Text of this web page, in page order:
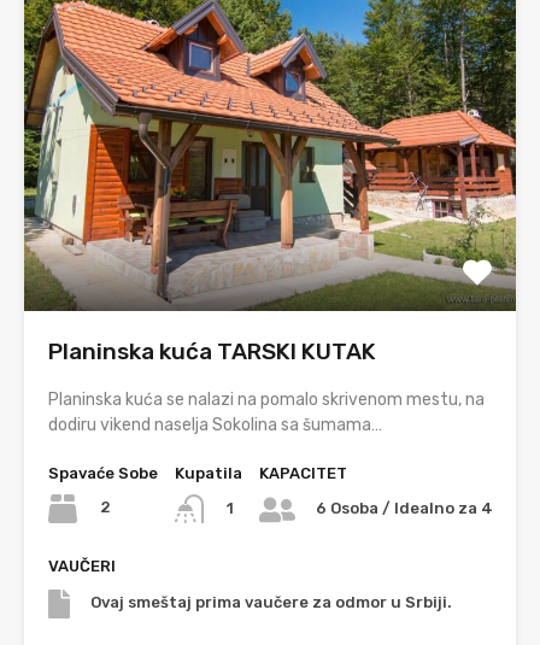
Planinska kuća TARSKI KUTAK
Planinska kuća se nalazi na pomalo skrivenom mestu, na
dodiru vikend naselja Sokolina sa šumama…
Spavaće Sobe
2
Kupatila
1
KAPACITET
6 Osoba / Idealno za 4
VAUČERI
Ovaj smeštaj prima vaučere za odmor u Srbiji.